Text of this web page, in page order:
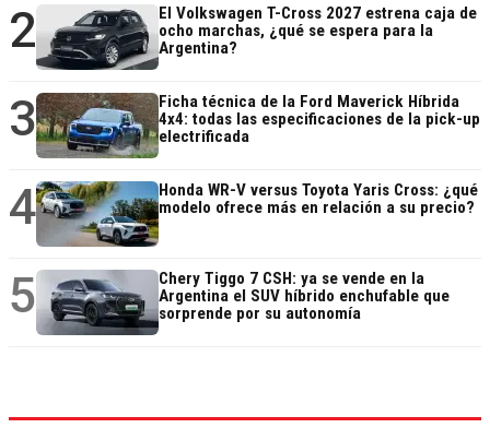
2
El Volkswagen T-Cross 2027 estrena caja de
ocho marchas, ¿qué se espera para la
Argentina?
3
Ficha técnica de la Ford Maverick Híbrida
4x4: todas las especificaciones de la pick-up
electrificada
4
Honda WR-V versus Toyota Yaris Cross: ¿qué
modelo ofrece más en relación a su precio?
5
Chery Tiggo 7 CSH: ya se vende en la
Argentina el SUV híbrido enchufable que
sorprende por su autonomía